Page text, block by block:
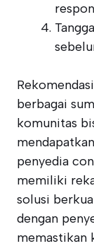
berbagai
komunitas
penyedia
memiliki
solusi
dengan
memastikan